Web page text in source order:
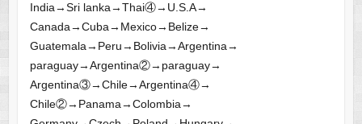
India→Sri lanka→Thai④→U.S.A→
Canada→Cuba→Mexico→Belize→
Guatemala→Peru→Bolivia→Argentina→
paraguay→Argentina②→paraguay→
Argentina③→Chile→Argentina④→
Chile②→Panama→Colombia→